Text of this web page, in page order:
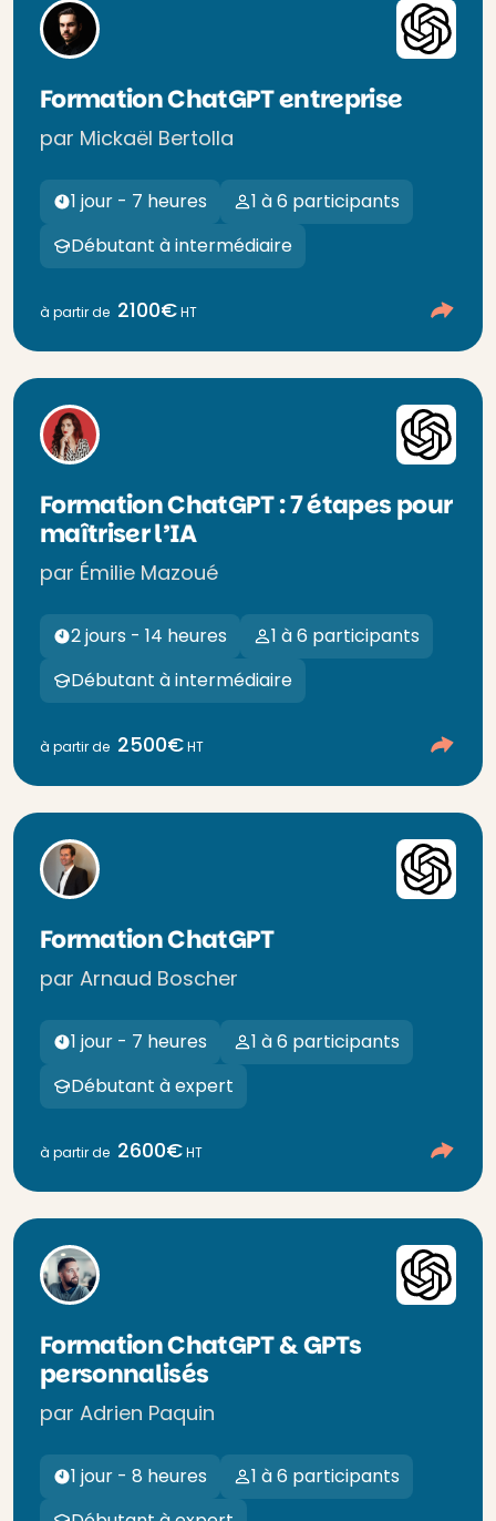
Formation ChatGPT entreprise
par Mickaël Bertolla
1 jour - 7 heures
1 à 6 participants
Débutant à intermédiaire
à partir de 2100€HT
Formation ChatGPT : 7 étapes pour
maîtriser l’IA
par Émilie Mazoué
2 jours - 14 heures
1 à 6 participants
Débutant à intermédiaire
à partir de 2500€HT
Formation ChatGPT
par Arnaud Boscher
1 jour - 7 heures
1 à 6 participants
Débutant à expert
à partir de 2600€HT
Formation ChatGPT & GPTs
personnalisés
par Adrien Paquin
1 jour - 8 heures
1 à 6 participants